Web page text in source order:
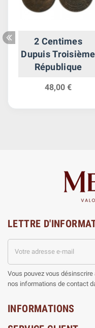
2 Centimes
Dupuis Troisième
République
48,00 €
LETTRE
Vous pouvez vous
nos informations de contact
INFORMATIONS